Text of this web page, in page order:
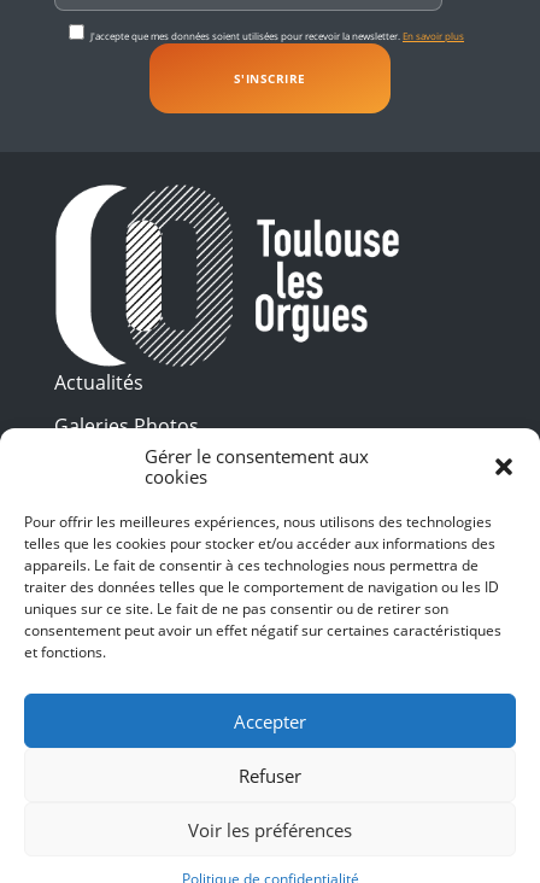
Gérer le consentement aux
cookies
Pour offrir les meilleures expériences, nous utilisons des technologies
telles que les cookies pour stocker et/ou accéder aux informations des
appareils. Le fait de consentir à ces technologies nous permettra de
traiter des données telles que le comportement de navigation ou les ID
uniques sur ce site. Le fait de ne pas consentir ou de retirer son
consentement peut avoir un effet négatif sur certaines caractéristiques
et fonctions.
Accepter
Refuser
Voir les préférences
Politique de confidentialité
J'accepte que mes données soient utilisées pour recevoir la newsletter. En savoir plus
Actualités
Galeries Photos
Vidéothèque
Presse
Billetterie
Recrutement
Mentions légales
Politique de confidentialité
SUIVEZ-NOUS
© 2024 Toulouse les Orgues – Tous droits